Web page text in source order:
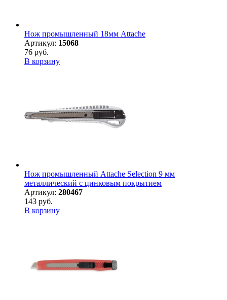
Нож промышленный 18мм Attache
Артикул: 15068
76 руб.
В корзину
Нож промышленный Attache Selection 9 мм
металлический с цинковым покрытием
Артикул: 280467
143 руб.
В корзину